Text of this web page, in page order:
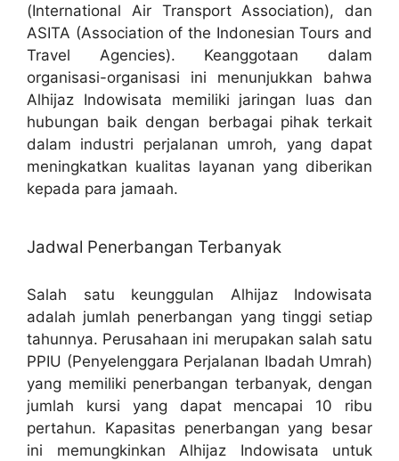
(International Air Transport Association), dan
ASITA (Association of the Indonesian Tours and
Travel Agencies). Keanggotaan dalam
organisasi-organisasi ini menunjukkan bahwa
Alhijaz Indowisata memiliki jaringan luas dan
hubungan baik dengan berbagai pihak terkait
dalam industri perjalanan umroh, yang dapat
meningkatkan kualitas layanan yang diberikan
kepada para jamaah.
Jadwal Penerbangan Terbanyak
Salah satu keunggulan Alhijaz Indowisata
adalah jumlah penerbangan yang tinggi setiap
tahunnya. Perusahaan ini merupakan salah satu
PPIU (Penyelenggara Perjalanan Ibadah Umrah)
yang memiliki penerbangan terbanyak, dengan
jumlah kursi yang dapat mencapai 10 ribu
pertahun. Kapasitas penerbangan yang besar
ini memungkinkan Alhijaz Indowisata untuk